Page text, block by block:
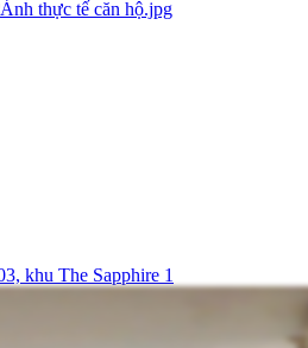
khu The Sapphire 1